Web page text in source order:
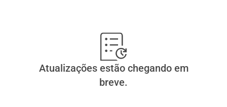
Atualizações estão chegando em
breve.